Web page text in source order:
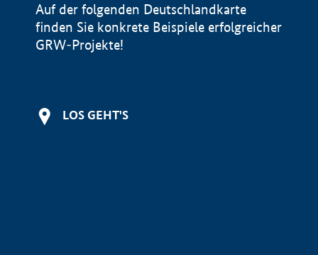
Auf der folgenden Deutschlandkarte
finden Sie konkrete Beispiele erfolgreicher
GRW-Projekte!
LOS GEHT'S